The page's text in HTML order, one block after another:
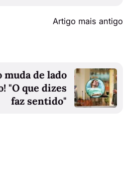
Artigo mais antigo
de lado
"O que dizes
faz sentido"